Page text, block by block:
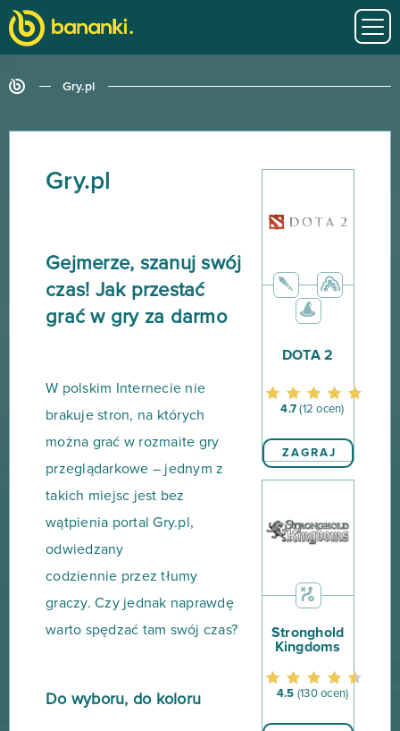
Gry.pl
Gry.pl
Gejmerze, szanuj swój
czas! Jak przestać
grać w gry za darmo
W polskim Internecie nie
brakuje stron, na których
można grać w rozmaite gry
przeglądarkowe – jednym z
takich miejsc jest bez
wątpienia portal Gry.pl,
odwiedzany
codziennie przez tłumy
graczy. Czy jednak naprawdę
warto spędzać tam swój czas?
Do wyboru, do koloru
DOTA 2
4.7 (12 ocen)
ZAGRAJ
Stronghold
Kingdoms
4.5 (130 ocen)